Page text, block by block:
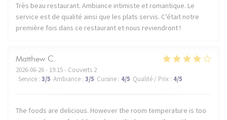
Très beau restaurant. Ambiance intimiste et romantique. Le
service est de qualité ainsi que les plats servis. C’était notre
première fois dans ce restaurant et nous reviendront !
Matthew C
2026-06-26- 19:15 - Couverts 2
Service : 3/5 Ambiance : 3/5 Cuisine : 4/5 Qualité / Prix : 4/5
The foods are delicious. However the room temperature is too